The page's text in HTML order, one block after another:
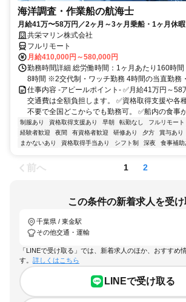
海洋調査・作業船の航海士
月給41万〜58万円／2ヶ月～3ヶ月乗船・1ヶ月休暇
共栄マリン株式会社
フルリモート
月給410,000円～580,000円
勤務時間詳細 総労働時間：1ヶ月あたり160時
8時間 ※2交代制・ワッチ勤務 4時間の当直勤務
仕事内容 -アピールポイント- ✅月給41万円～58
交通費は全額負担します。 ✅資格取得支援や各
不要で全国どこからでも勤務可。 ✅船内の食事
制服あり 資格取得支援あり 早朝 転勤なし フルリモート
経験者歓迎
夜間 有資格者歓迎 研修あり 夕方 賞与あり
まかないあり
資格取得手当あり シフト制 深夜 食事補助
前へ 1 2
この条件の新着求人を受け
千葉県 / 東金駅
その他交通・運輸
「LINEで受け取る」では、新着求人のほか、おすすめ
す。 詳しくはこちら
LINEで受け取る